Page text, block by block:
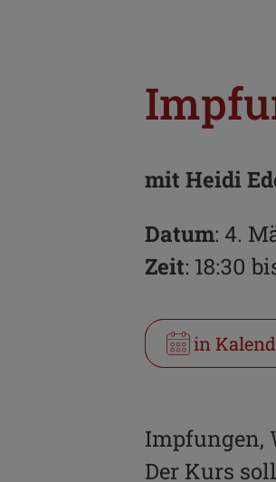
mit Heidi
Datum: 4.
Zeit: 18:30
in
Impfungen,
Der Kurs